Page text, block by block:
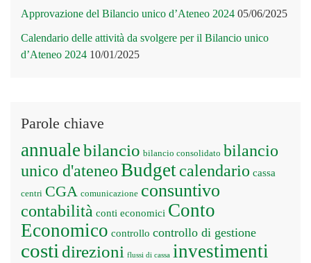
Approvazione del Bilancio unico d’Ateneo 2024 05/06/2025
Calendario delle attività da svolgere per il Bilancio unico
d’Ateneo 2024 10/01/2025
Parole chiave
annualebilancio bilancio consolidato bilancio
unico d'ateneoBudgetcalendario cassa
centri CGA comunicazione consuntivo
contabilità conti economici Conto
Economico controllo controllo di gestione
costi direzioni flussi di cassa investimenti